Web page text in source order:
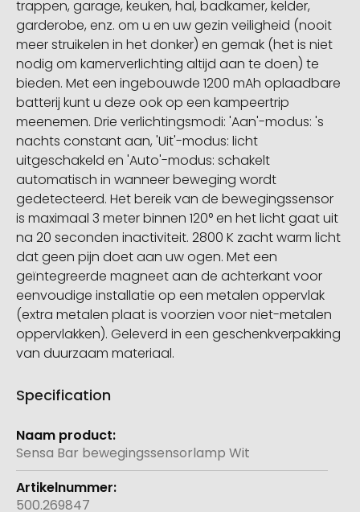
trappen, garage, keuken, hal, badkamer, kelder,
garderobe, enz. om u en uw gezin veiligheid (nooit
meer struikelen in het donker) en gemak (het is niet
nodig om kamerverlichting altijd aan te doen) te
bieden. Met een ingebouwde 1200 mAh oplaadbare
batterij kunt u deze ook op een kampeertrip
meenemen. Drie verlichtingsmodi: 'Aan'-modus: 's
nachts constant aan, 'Uit'-modus: licht
uitgeschakeld en 'Auto'-modus: schakelt
automatisch in wanneer beweging wordt
gedetecteerd. Het bereik van de bewegingssensor
is maximaal 3 meter binnen 120° en het licht gaat uit
na 20 seconden inactiviteit. 2800 K zacht warm licht
dat geen pijn doet aan uw ogen. Met een
geïntegreerde magneet aan de achterkant voor
eenvoudige installatie op een metalen oppervlak
(extra metalen plaat is voorzien voor niet-metalen
oppervlakken). Geleverd in een geschenkverpakking
van duurzaam materiaal.
Specification
Meer
informatie
Sensa Bar bewegingssensorlamp Wit
500.269847